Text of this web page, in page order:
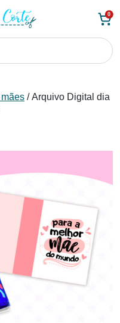
0
/ Arquivo Digital dia